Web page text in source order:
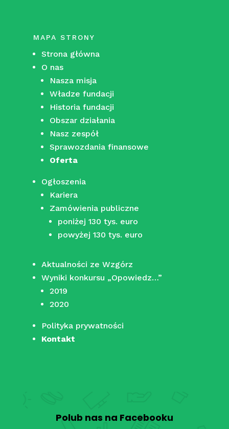
MAPA STRONY
Strona główna
O nas
Nasza misja
Władze fundacji
Historia fundacji
Obszar działania
Nasz zespół
Sprawozdania finansowe
Oferta
Ogłoszenia
Kariera
Zamówienia publiczne
poniżej 130 tys. euro
powyżej 130 tys. euro
Aktualności ze Wzgórz
Wyniki konkursu „Opowiedz…”
2019
2020
Polityka prywatności
Kontakt
Polub nas na Facebooku